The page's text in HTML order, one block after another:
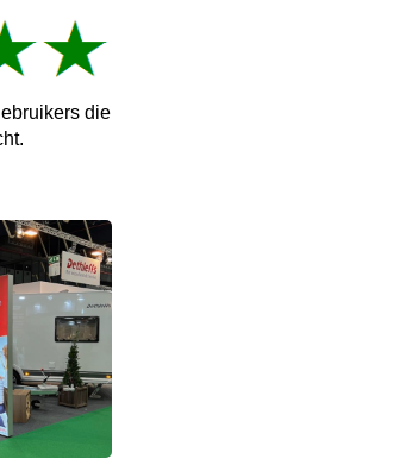
die